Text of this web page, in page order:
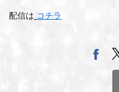
配信は コチラ